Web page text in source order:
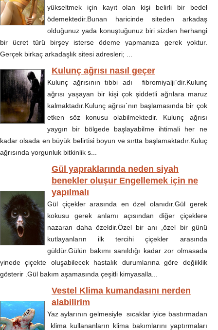
yükseltmek için kayıt olan kişi belirli bir bedel
ödemektedir.Bunan haricinde siteden arkadaş
olduğunuz yada konuştuğunuz biri sizden herhangi
bir ücret türü birşey isterse ödeme yapmanıza gerek yoktur.
Gerçek birkaç arkadaşlık sitesi adresleri; ...
Kulunç ağrısı nasıl geçer
Kulunç ağrısının tıbbi adı fibromiyalji`dir.Kulunç
ağrısı yaşayan bir kişi çok şiddetli ağrılara maruz
kalmaktadır.Kulunç ağrısı`nın başlamasında bir çok
etken söz konusu olabilmektedir. Kulunç ağrısı
yaygın bir bölgede başlayabilme ihtimali her ne
kadar olsada en büyük belirtisi boyun ve sırtta başlamaktadır.Kuluç
ağrısında yorgunluk bitkinlik s...
Gül yapraklarında neden siyah
benekler oluşur Engellemek için ne
yapılmalı
Gül çiçekler arasında en özel olanıdır.Gül gerek
kokusu gerek anlamı açısından diğer çiçeklere
nazaran daha özeldir.Özel bir anı ,özel bir günü
kutlayanların ilk tercihi çiçekler arasında
güldür.Gülün bakımı sanıldığı kadar zor olmasada
yinede çiçekte oluşabilecek hastalık durumlarına göre değiiklik
gösterir .Gül bakım aşamasında çeşitli kimyasalla...
Vestel Klima kumandasını nerden
alabilirim
Yaz aylarının gelmesiyle sıcaklar iyice bastırmadan
klima kullananların klima bakımlarını yaptırmaları